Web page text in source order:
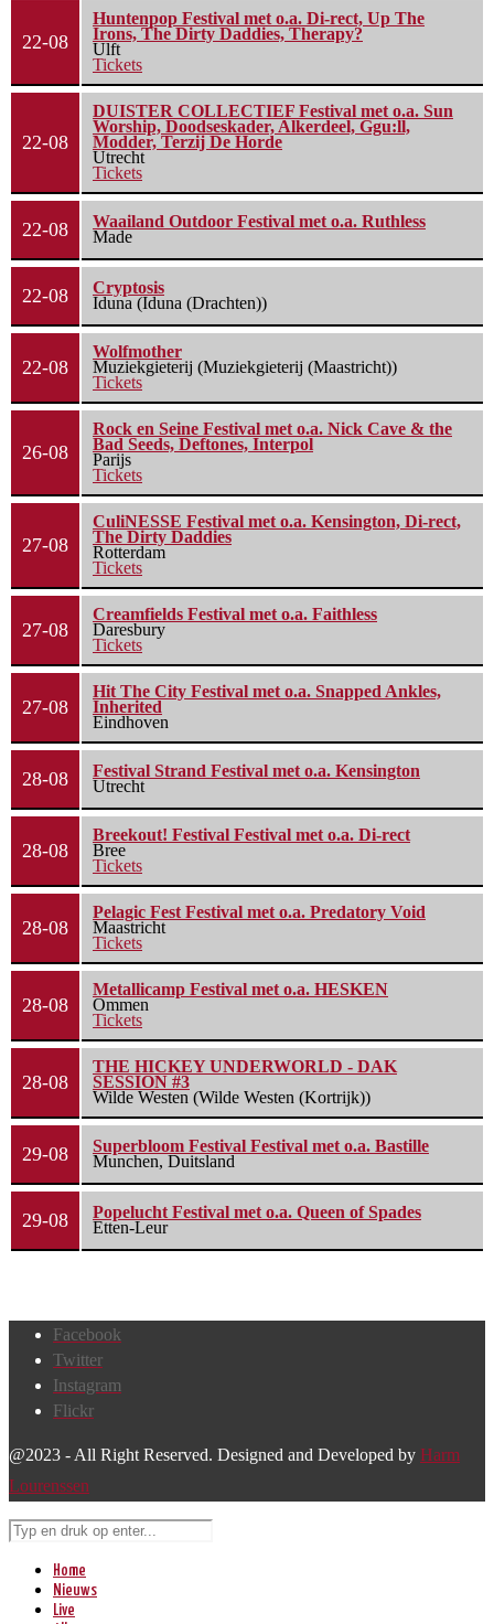
22-08
Huntenpop Festival met o.a. Di-rect, Up The
Irons, The Dirty Daddies, Therapy?
Ulft
Tickets
22-08
DUISTER COLLECTIEF Festival met o.a. Sun
Worship, Doodseskader, Alkerdeel, Ggu:ll,
Modder, Terzij De Horde
Utrecht
Tickets
22-08
Waailand Outdoor Festival met o.a. Ruthless
Made
22-08
Cryptosis
Iduna (Iduna (Drachten))
22-08
Wolfmother
Muziekgieterij (Muziekgieterij (Maastricht))
Tickets
26-08
Rock en Seine Festival met o.a. Nick Cave & the
Bad Seeds, Deftones, Interpol
Parijs
Tickets
27-08
CuliNESSE Festival met o.a. Kensington, Di-rect,
The Dirty Daddies
Rotterdam
Tickets
27-08
Creamfields Festival met o.a. Faithless
Daresbury
Tickets
27-08
Hit The City Festival met o.a. Snapped Ankles,
Inherited
Eindhoven
28-08
Festival Strand Festival met o.a. Kensington
Utrecht
28-08
Breekout! Festival Festival met o.a. Di-rect
Bree
Tickets
28-08
Pelagic Fest Festival met o.a. Predatory Void
Maastricht
Tickets
28-08
Metallicamp Festival met o.a. HESKEN
Ommen
Tickets
28-08
THE HICKEY UNDERWORLD - DAK
SESSION #3
Wilde Westen (Wilde Westen (Kortrijk))
29-08
Superbloom Festival Festival met o.a. Bastille
Munchen, Duitsland
29-08
Popelucht Festival met o.a. Queen of Spades
Etten-Leur
Facebook
Twitter
Instagram
Flickr
@2023 - All Right Reserved. Designed and Developed by Harm
Lourenssen
Home
Nieuws
Live